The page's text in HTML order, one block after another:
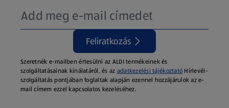
Feliratkozás
Szeretnék e-mailben értesülni az ALDI termékeinek és
szolgáltatásainak kínálatáról, és az adatkezelési tájékoztató Hírlevél-
szolgáltatás pontjában foglaltak alapján ezennel hozzájárulok az e-
mail címem ezzel kapcsolatos kezeléséhez.